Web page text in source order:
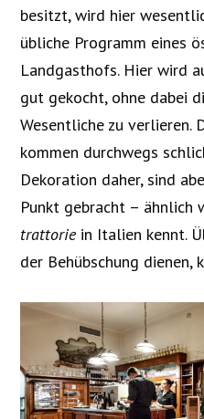
besitzt, wird hier
übliche Programm eines
Landgasthofs. Hier wird
gut gekocht, ohne dabei
Wesentliche zu verlieren.
kommen durchwegs
Dekoration daher, sind
Punkt gebracht – ähnlich
trattoriein Italien kennt.
der Behübschung dienen,